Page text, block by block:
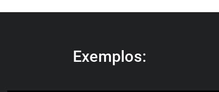
Exemplos: